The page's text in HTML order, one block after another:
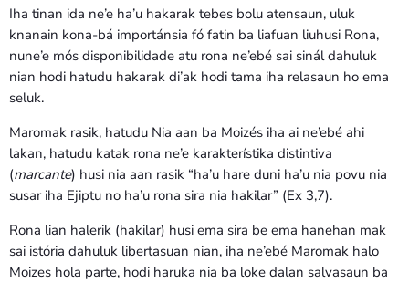
Iha tinan ida ne’e ha’u hakarak tebes bolu atensaun, uluk
knanain kona-bá importánsia fó fatin ba liafuan liuhusi Rona,
nune’e mós disponibilidade atu rona ne’ebé sai sinál dahuluk
nian hodi hatudu hakarak di’ak hodi tama iha relasaun ho ema
seluk.
Maromak rasik, hatudu Nia aan ba Moizés iha ai ne’ebé ahi
lakan, hatudu katak rona ne’e karakterístika distintiva
(marcante) husi nia aan rasik “ha’u hare duni ha’u nia povu nia
susar iha Ejiptu no ha’u rona sira nia hakilar” (Ex 3,7).
Rona lian halerik (hakilar) husi ema sira be ema hanehan mak
sai istória dahuluk libertasuan nian, iha ne’ebé Maromak halo
Moizes hola parte, hodi haruka nia ba loke dalan salvasaun ba